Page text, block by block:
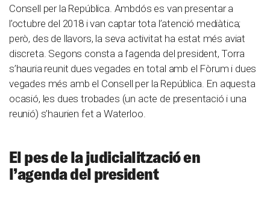
Consell per la República. Ambdós es van presentar a
l’octubre del 2018 i van captar tota l’atenció mediàtica;
però, des de llavors, la seva activitat ha estat més aviat
discreta. Segons consta a l’agenda del president, Torra
s’hauria reunit dues vegades en total amb el Fòrum i dues
vegades més amb el Consell per la República. En aquesta
ocasió, les dues trobades (un acte de presentació i una
reunió) s’haurien fet a Waterloo.
El pes de la judicialització en
l’agenda del president